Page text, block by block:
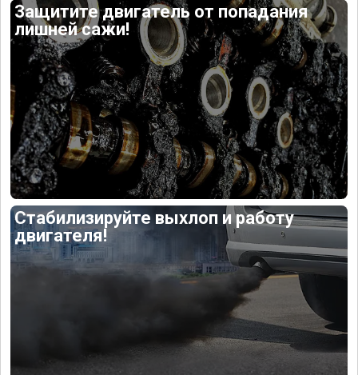
Защитите двигатель от попадания
лишней сажи!
Стабилизируйте выхлоп и работу
двигателя!